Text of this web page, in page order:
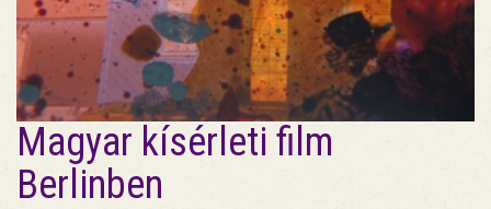
Magyar kísérleti film
Berlinben